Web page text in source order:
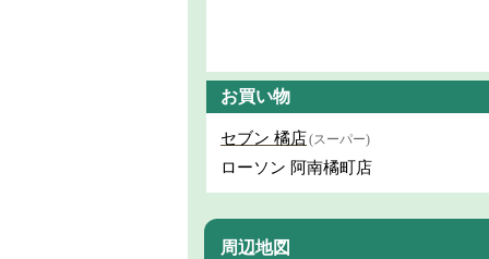
お買い物
セブン 橘店(スーパー)
ローソン 阿南橘町店
周辺地図